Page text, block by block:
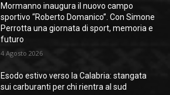
Mormanno inaugura il nuovo campo
sportivo “Roberto Domanico”. Con Simone
Perrotta una giornata di sport, memoria e
futuro
4 Agosto 2026
Esodo estivo verso la Calabria: stangata
sui carburanti per chi rientra al sud